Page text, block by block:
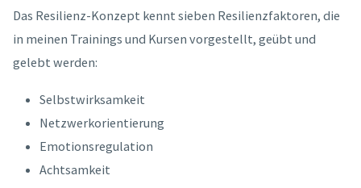
Das Resilienz-Konzept kennt sieben Resilienzfaktoren, die
in meinen Trainings und Kursen vorgestellt, geübt und
gelebt werden:
Selbstwirksamkeit
Netzwerkorientierung
Emotionsregulation
Achtsamkeit